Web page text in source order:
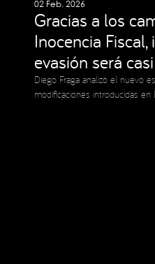
02 Feb. 2026
Gracias a los
Inocencia
evasión será
Diego Fraga analizó el nuevo
modificaciones introducidas en